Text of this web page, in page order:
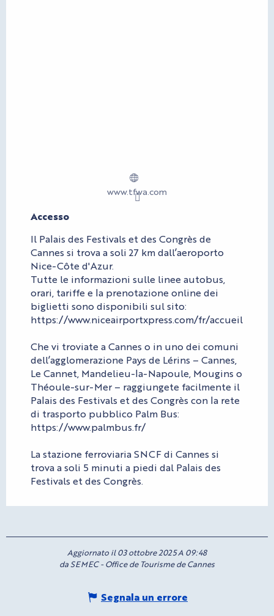
www.tfwa.com
Accesso
Accesso
Il Palais des Festivals et des Congrès de
Cannes si trova a soli 27 km dall’aeroporto
Nice-Côte d'Azur.
Tutte le informazioni sulle linee autobus,
orari, tariffe e la prenotazione online dei
biglietti sono disponibili sul sito:
https://www.niceairportxpress.com/fr/accueil
Che vi troviate a Cannes o in uno dei comuni
dell’agglomerazione Pays de Lérins – Cannes,
Le Cannet, Mandelieu-la-Napoule, Mougins o
Théoule-sur-Mer – raggiungete facilmente il
Palais des Festivals et des Congrès con la rete
di trasporto pubblico Palm Bus:
https://www.palmbus.fr/
La stazione ferroviaria SNCF di Cannes si
trova a soli 5 minuti a piedi dal Palais des
Festivals et des Congrès.
Aggiornato il 03 ottobre 2025 A 09:48
da SEMEC - Office de Tourisme de Cannes
Segnala un errore